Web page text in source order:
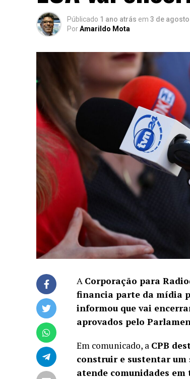
Públicado 1 ano atrás em 3 de
PorAmarildo Mota
A Corporação para
financia parte da mídia
informou que vai
aprovados pelo
Em comunicado, a CPB
construir e sustentar um
atende comunidades em